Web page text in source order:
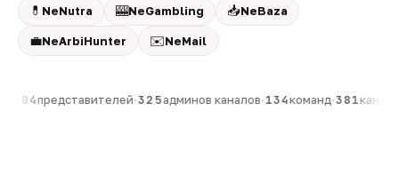
💊 NeNutra 🎰NeGambling 📥NeBaza
💼NeArbiHunter ✉️NeMail
804представителей·325админов каналов·134команд·381